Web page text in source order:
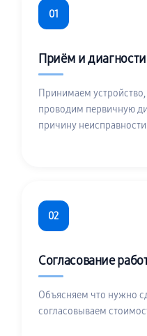
01
Приём и
Принимаем
проводим первичную
причину
02
Согласование
Объясняем что нужно
согласовываем